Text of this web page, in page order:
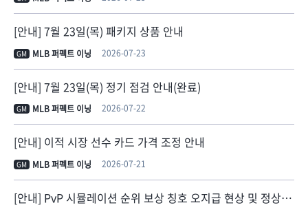
[안내] 7월 23일(목) 패키지 상품 안내
GM MLB 퍼펙트 이닝 2026-07-23
[안내] 7월 23일(목) 정기 점검 안내(완료)
GM MLB 퍼펙트 이닝 2026-07-22
[안내] 이적 시장 선수 카드 가격 조정 안내
GM MLB 퍼펙트 이닝 2026-07-21
[안내] PvP 시뮬레이션 순위 보상 칭호 오지급 현상 및 정상 지급 안내